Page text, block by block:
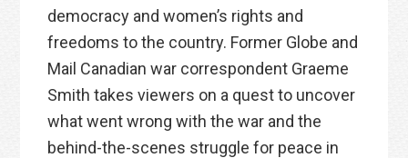
democracy and women’s rights and
freedoms to the country. Former Globe and
Mail Canadian war correspondent Graeme
Smith takes viewers on a quest to uncover
what went wrong with the war and the
behind-the-scenes struggle for peace in